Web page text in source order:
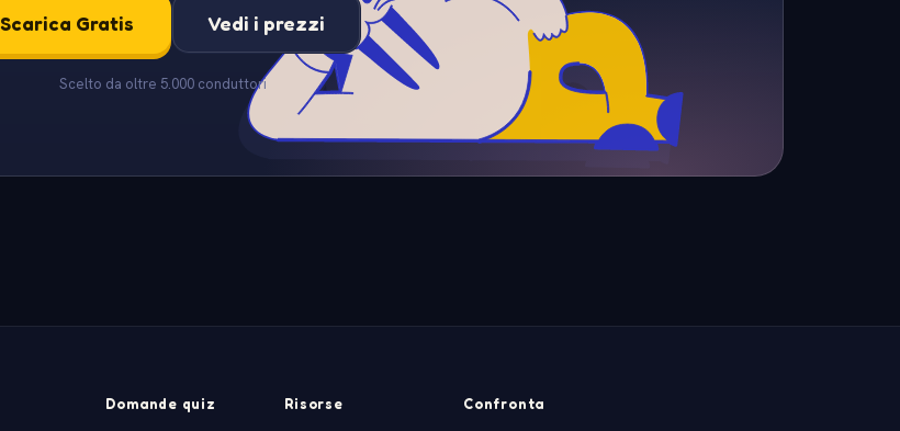
Scarica Gratis Vedi i prezzi
Scelto da oltre 5.000 conduttori
Domande quiz Risorse Confronta